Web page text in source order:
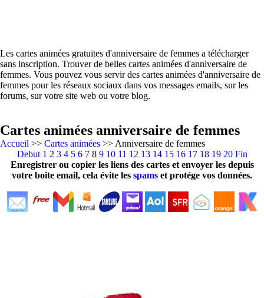
Les cartes animées gratuites d'anniversaire de femmes a télécharger
sans inscription. Trouver de belles cartes animées d'anniversaire de
femmes. Vous pouvez vous servir des cartes animées d'anniversaire de
femmes pour les réseaux sociaux dans vos messages emails, sur les
forums, sur votre site web ou votre blog.
Cartes animées anniversaire de femmes
Accueil >> Cartes animées >> Anniversaire de femmes
Debut 1 2 3 4 5 6 7 8 9 10 11 12 13 14 15 16 17 18 19 20 Fin
Enregistrer ou copier les liens des cartes et envoyer les depuis
votre boite email, cela évite les spams et protége vos données.